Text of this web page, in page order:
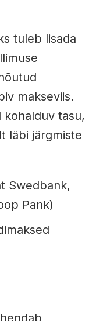
tuleb lisada
makseviis.
kohalduv tasu,
läbi järgmiste
Swedbank,
Pank)